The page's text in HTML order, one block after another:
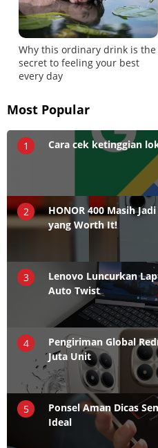
Most Popular
1 Cara cek ketinggian
2
HONOR 400 Masih
yang Worth It!
3
Lenovo Luncurkan
Auto Twist
4
Pengiriman Global
Juta Unit
5
Ponsel Aman Dicas
Ideal